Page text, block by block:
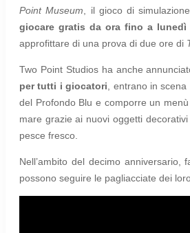
Point Museum , il gioco di
giocare gratis da ora fino a lunedì
approfittare di una prova di due ore di
Two Point Studios ha anche
per tutti i giocatori , entrano in
del Profondo Blu e comporre un
mare grazie ai nuovi oggetti
pesce fresco.
Nell’ambito del decimo
possono seguire le pagliacciate dei